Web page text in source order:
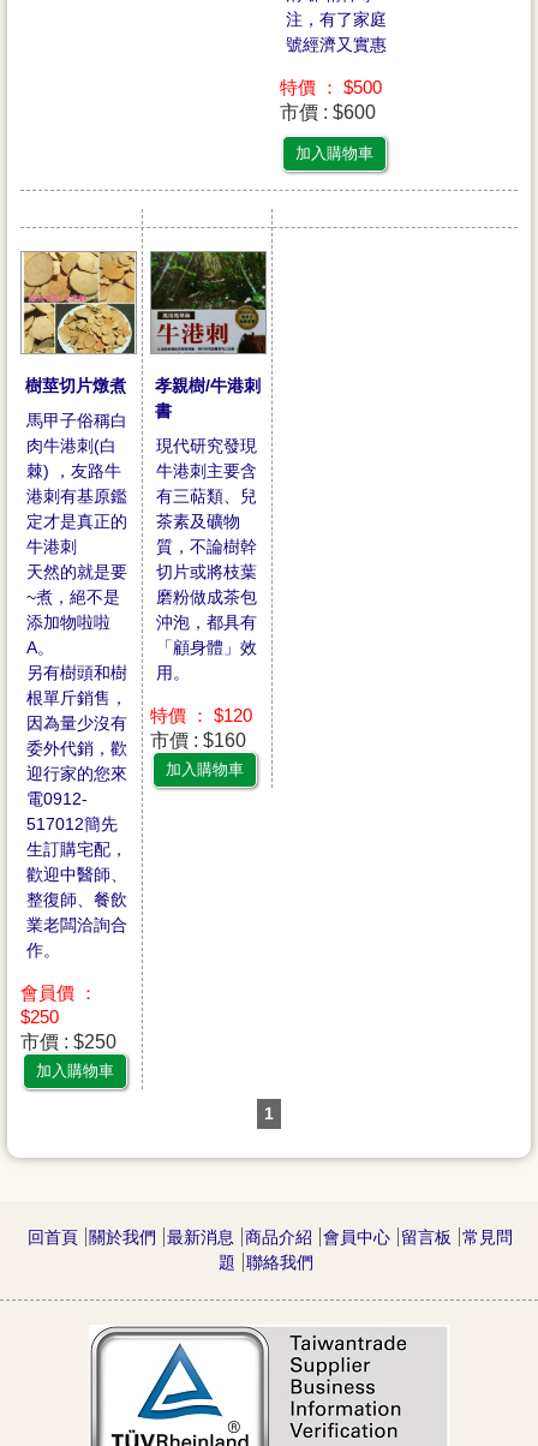
注，有了家庭
號經濟又實惠
特價 ： $500
市價 : $600
加入購物車
樹莖切片燉煮
馬甲子俗稱白
肉牛港刺(白
棘) ，友路牛
港刺有基原鑑
定才是真正的
牛港刺
天然的就是要
~煮，絕不是
添加物啦啦
A。
另有樹頭和樹
根單斤銷售，
因為量少沒有
委外代銷，歡
迎行家的您來
電0912-
517012簡先
生訂購宅配，
歡迎中醫師、
整復師、餐飲
業老闆洽詢合
作。
會員價 ：
$250
市價 : $250
加入購物車
孝親樹/牛港刺
書
現代研究發現
牛港刺主要含
有三萜類、兒
茶素及礦物
質，不論樹幹
切片或將枝葉
磨粉做成茶包
沖泡，都具有
「顧身體」效
用。
特價 ： $120
市價 : $160
加入購物車
1
回首頁 關於我們 最新消息 商品介紹 會員中心 留言板
常見問
題
聯絡我們